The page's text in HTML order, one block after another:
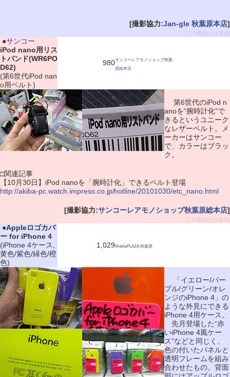
[撮影協力:Jan-gle 秋葉原本店]
[この製品だけ表示]
●サンコー
iPod nano用リス
トバンド(WR6PO
D62)
(第6世代iPod nan
o用ベルト)
980サンコーレアモノショップ秋葉
原総本店
第6世代のiPod n
anoを“腕時計化”で
きるというユニーク
なレザーベルト。メ
ーカーはサンコー
で、カラーはブラッ
ク。
□関連記事
【10月30日】iPod nanoを「腕時計化」できるベルト登場
http://akiba-pc.watch.impress.co.jp/hotline/20101030/etc_nano.html
[撮影協力:サンコーレアモノショップ秋葉原総本店]
[この製品だけ表示]
●Appleロゴカバ
ー for iPhone 4
(iPhone 4ケース,
黄色/紫色/緑色/橙
色)
1,029 MobilePLAZA 秋葉原
「イエロー/パー
プル/グリーン/オレ
ンジのiPhone 4」の
ような外見にできる
iPhone 4用ケース。
先月登場した“赤
いiPhone 4風ケー
ス”などと同じく、
色の付いたパネルと
透明フレームを組み
合わせたもの。背面